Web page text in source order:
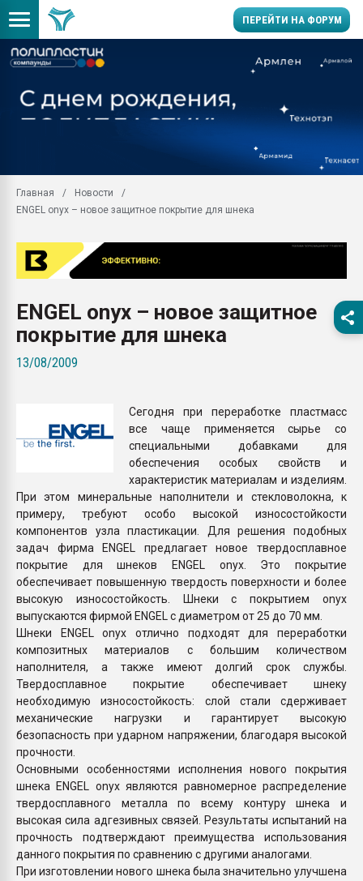
ПЕРЕЙТИ НА ФОРУМ
Вакуум-формовочные
ближайшее
28.07.2026
бутылок
Материал поверхности
вакуумного
ПЕРЕЙТИ НА
Главная
Новости
ENGEL onyx – новое защитное покрытие для шнека
ENGEL onyx – новое защитное
покрытие для шнека
13/08/2009
Сегодня при переработке пластмасс
все чаще применяется сырье со
специальными добавками для
обеспечения особых свойств и
характеристик материалам и изделиям.
При этом минеральные наполнители и стекловолокна, к
примеру, требуют особо высокой износостойкости
компонентов узла пластикации. Для решения подобных
задач фирма ENGEL предлагает новое твердосплавное
покрытие для шнеков ENGEL onyx. Это покрытие
обеспечивает повышенную твердость поверхности и более
высокую износостойкость. Шнеки с покрытием onyx
выпускаются фирмой ENGEL c диаметром от 25 до 70 мм.
Шнеки ENGEL onyx отлично подходят для переработки
композитных материалов с большим количеством
наполнителя, а также имеют долгий срок службы.
Твердосплавное покрытие обеспечивает шнеку
необходимую износостойкость: слой стали сдерживает
механические нагрузки и гарантирует высокую
безопасность при ударном напряжении, благодаря высокой
прочности.
Основными особенностями исполнения нового покрытия
шнека ENGEL onyx являются равномерное распределение
твердосплавного металла по всему контуру шнека и
высокая сила адгезивных связей. Результаты испытаний на
прочность подтверждают преимущества использования
данного покрытия по сравнению с другими аналогами.
При изготовлении нового шнека была значительно улучшена